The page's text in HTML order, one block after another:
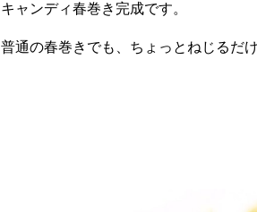
キャンディ春巻き完成です。
普通の春巻きでも、ちょっとねじるだ